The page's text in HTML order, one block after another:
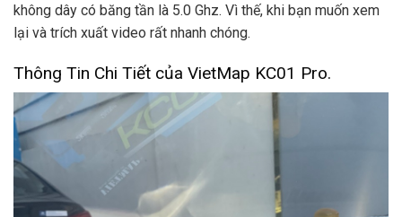
không dây có băng tần là 5.0 Ghz. Vì thế, khi bạn muốn xem
lại và trích xuất video rất nhanh chóng.
Thông Tin Chi Tiết của VietMap KC01 Pro.